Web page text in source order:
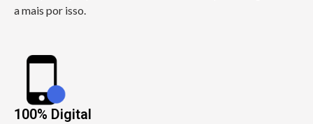
a mais por isso.
100% Digital